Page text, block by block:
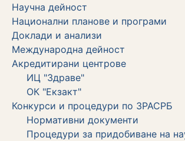
Научна дейност
Национални планове и програми
Доклади и анализи
Международна дейност
Акредитирани центрове
ИЦ "Здраве"
ОК "Екзакт"
Конкурси и процедури по ЗРАСРБ
Нормативни документи
Процедури за придобиване на